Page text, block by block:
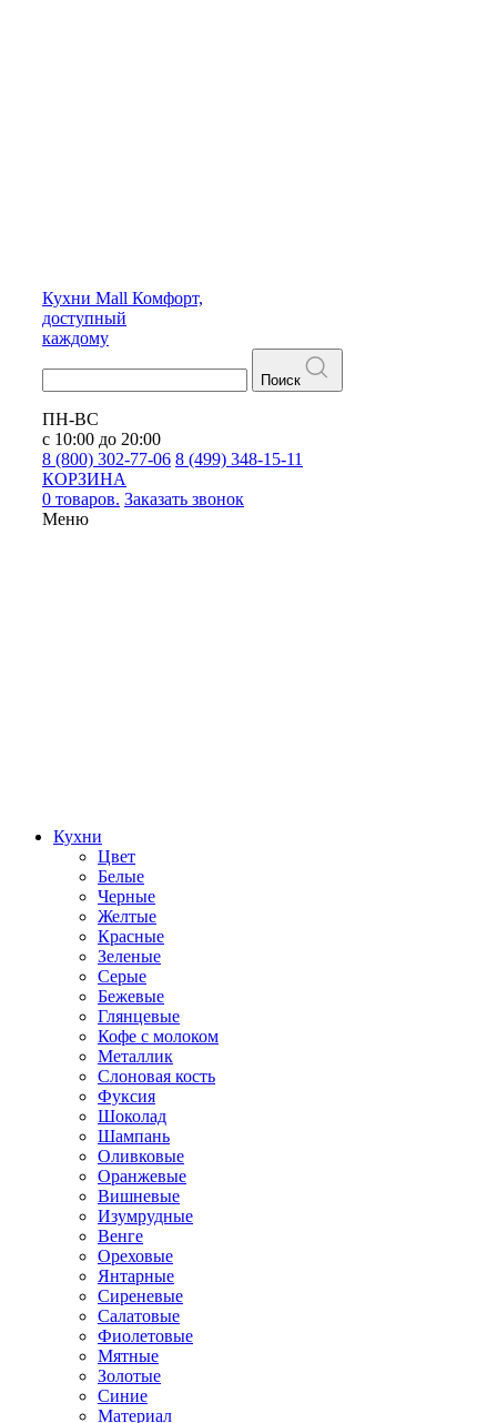
Кухни Mall Комфорт,
доступный
каждому
Поиск
ПН-ВС
с 10:00 до 20:00
8 (800) 302-77-06 8 (499) 348-15-11
КОРЗИНА
0 товаров. Заказать звонок
Меню
Кухни
Цвет
Белые
Черные
Желтые
Красные
Зеленые
Серые
Бежевые
Глянцевые
Кофе с молоком
Металлик
Слоновая кость
Фуксия
Шоколад
Шампань
Оливковые
Оранжевые
Вишневые
Изумрудные
Венге
Ореховые
Янтарные
Сиреневые
Салатовые
Фиолетовые
Мятные
Золотые
Синие
Материал